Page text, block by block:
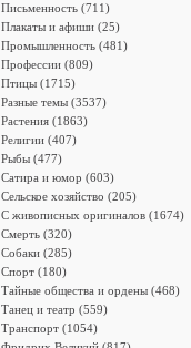
Письменность (711)
Плакаты и афиши (25)
Промышленность (481)
Профессии (809)
Птицы (1715)
Разные темы (3537)
Растения (1863)
Религии (407)
Рыбы (477)
Сатира и юмор (603)
Сельское хозяйство (205)
С живописных оригиналов (1674)
Смерть (320)
Собаки (285)
Спорт (180)
Тайные общества и ордены (468)
Танец и театр (559)
Транспорт (1054)